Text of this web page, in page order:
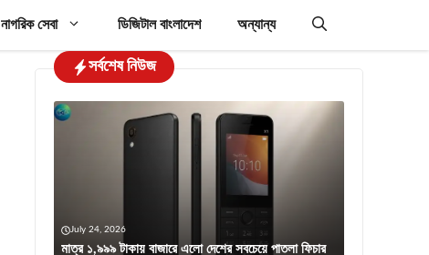
নাগরিক সেবা ডিজিটাল বাংলাদেশ অন্যান্য
সর্বশেষ নিউজ
July 24, 2026
মাত্র ১,৯৯৯ টাকায় বাজারে এলো দেশের সবচেয়ে পাতলা ফিচার